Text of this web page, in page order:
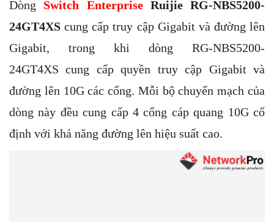
Dòng Switch Enterprise Ruijie RG-NBS5200-
24GT4XS cung cấp truy cập Gigabit và đường lên
Gigabit, trong khi dòng RG-NBS5200-
24GT4XS cung cấp quyền truy cập Gigabit và
đường lên 10G các cổng. Mỗi bộ chuyển mạch của
dòng này đều cung cấp 4 cổng cáp quang 10G cố
định với khả năng đường lên hiệu suất cao.